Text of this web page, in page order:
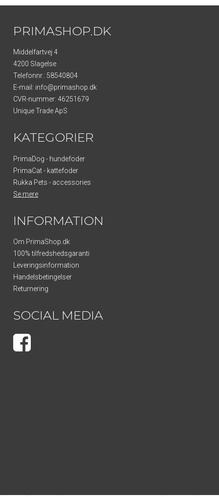
PRIMASHOP.DK
Middelfartvej 4
4200 Slagelse
Telefonnr.: 58540804
E-mail : info@primashop.dk
CVR-nummer: 46251679
Unique Trade ApS
KATEGORIER
PrimaDog - hundefoder
PrimaCat - kattefoder
Rukka Pets - accessories
Se mere
INFORMATION
Om PrimaShop.dk
100% tilfredshedsgaranti
Leveringsinformation
Handelsbetingelser
Returnering
SOCIAL MEDIA